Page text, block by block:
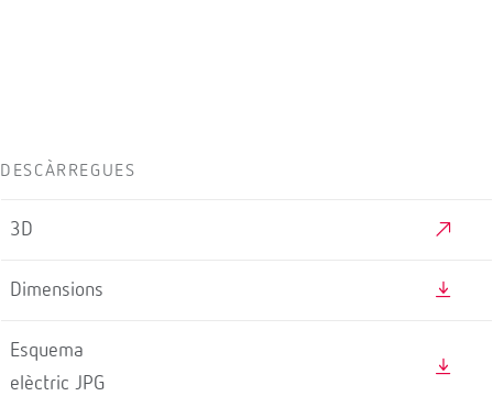
DESCÀRREGUES
3D
Dimensions
Esquema
elèctric JPG